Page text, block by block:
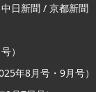
日新聞 / 京都新聞
）
年8月号・9月号）